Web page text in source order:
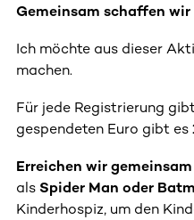
Gemeinsam schaffen wir
Ich möchte aus dieser
machen.
Für jede Registrierung
gespendeten Euro gibt es
Erreichen wir
als Spider Man oder
Kinderhospiz, um den